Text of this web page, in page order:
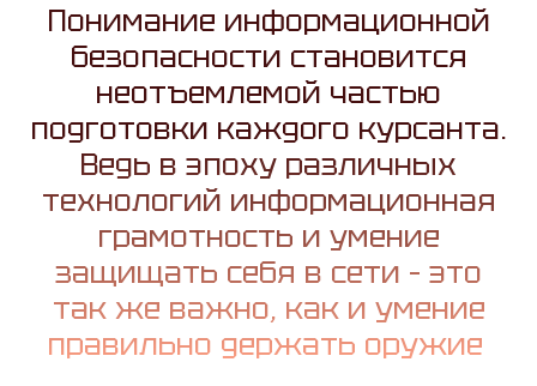
Понимание информационной
безопасности становится
неотъемлемой частью
подготовки каждого курсанта.
Ведь в эпоху различных
технологий информационная
грамотность и умение
защищать себя в сети – это
так же важно, как и умение
правильно держать оружие